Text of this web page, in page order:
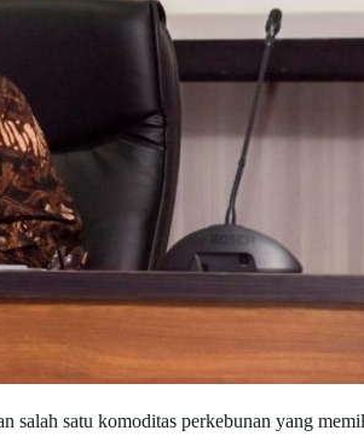
satu komoditas perkebunan yang